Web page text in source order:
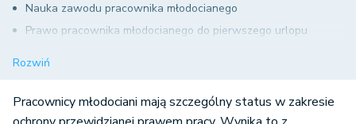
Nauka zawodu pracownika młodocianego
Prawo pracownika młodocianego do pierwszego urlopu
Szczególny tryb udzielania urlopów pracownikom
młodocianym
Rozwiń
Pracownicy młodociani mają szczególny status w zakresie